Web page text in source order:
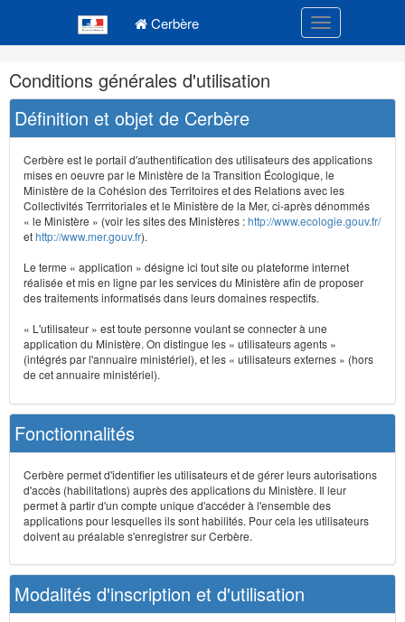
Cerbère Toggle
Navigation
et
outils
annexes
Conditions générales d'utilisation
Définition et objet de Cerbère
Cerbère est le portail d'authentification des utilisateurs des applications
mises en oeuvre par le Ministère de la Transition Écologique, le
Ministère de la Cohésion des Territoires et des Relations avec les
Collectivités Terrritoriales et le Ministère de la Mer, ci-après dénommés
« le Ministère » (voir les sites des Ministères :http://www.ecologie.gouv.fr/
ethttp://www.mer.gouv.fr).
Le terme « application » désigne ici tout site ou plateforme internet
réalisée et mis en ligne par les services du Ministère afin de proposer
des traitements informatisés dans leurs domaines respectifs.
« L'utilisateur » est toute personne voulant se connecter à une
application du Ministère. On distingue les « utilisateurs agents »
(intégrés par l'annuaire ministériel), et les « utilisateurs externes » (hors
de cet annuaire ministériel).
Fonctionnalités
Cerbère permet d'identifier les utilisateurs et de gérer leurs autorisations
d'accès (habilitations) auprès des applications du Ministère. Il leur
permet à partir d'un compte unique d'accéder à l'ensemble des
applications pour lesquelles ils sont habilités. Pour cela les utilisateurs
doivent au préalable s'enregistrer sur Cerbère.
Modalités d'inscription et d'utilisation